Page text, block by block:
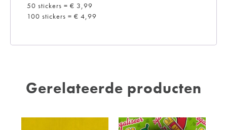
50 stickers = € 3,99
100 stickers = € 4,99
Gerelateerde producten